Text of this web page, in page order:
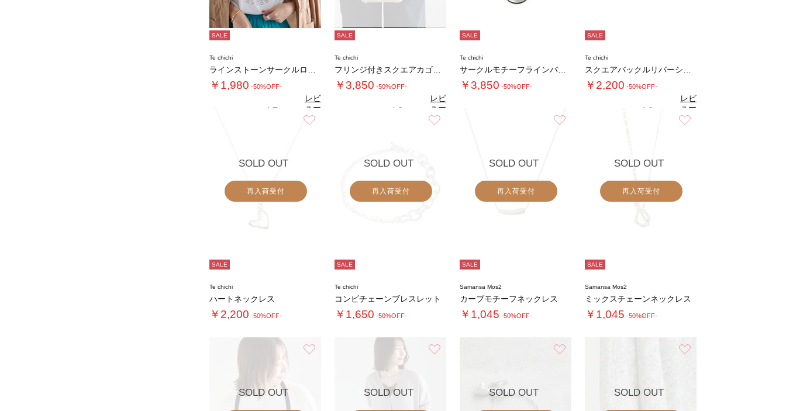
SALE
Te chichi
￥1,980 -50%OFF-
4.7
レビ
ュー
を見
る
SALE
Te chichi
￥3,850 -50%OFF-
4.0
レビ
ュー
を見
る
SALE
Te chichi
サークルモチーフラインバングル
￥3,850 -50%OFF-
SALE
Te chichi
￥2,200 -50%OFF-
4.0
レビ
ュー
を見
る
SOLD OUT
再入荷受付
SALE
Te chichi
ハートネックレス
￥2,200 -50%OFF-
SOLD OUT
再入荷受付
SALE
Te chichi
コンビチェーンブレスレット
￥1,650 -50%OFF-
SOLD OUT
再入荷受付
SALE
Samansa Mos2
カーブモチーフネックレス
￥1,045 -50%OFF-
SOLD OUT
再入荷受付
SALE
Samansa Mos2
ミックスチェーンネックレス
￥1,045 -50%OFF-
SOLD OUT SOLD OUT SOLD OUT SOLD OUT